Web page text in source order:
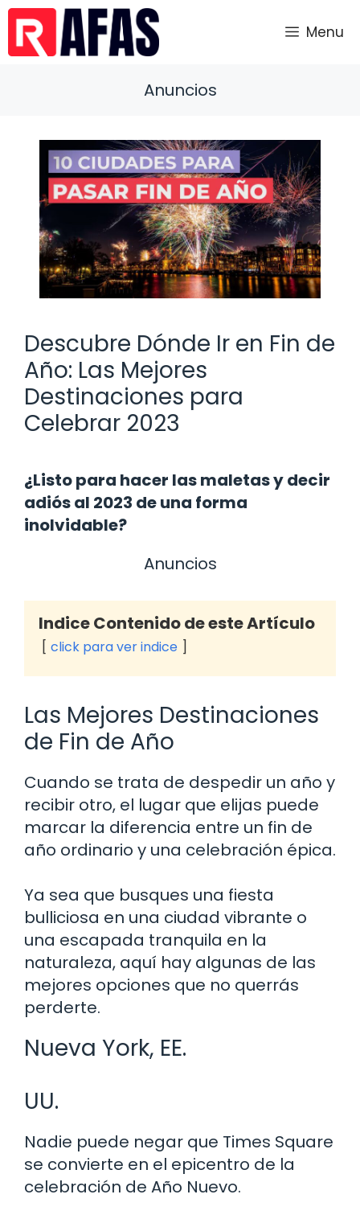
Saltar
contenido
Menu
Anuncios
Descubre Dónde Ir en Fin de
Año: Las Mejores
Destinaciones para
Celebrar 2023
¿Listo para hacer las maletas y decir
adiós al 2023 de una forma
inolvidable?
Anuncios
Indice Contenido de este Artículo
click para ver indice
Las Mejores Destinaciones
de Fin de Año
Cuando se trata de despedir un año y
recibir otro, el lugar que elijas puede
marcar la diferencia entre un fin de
año ordinario y una celebración épica.
Ya sea que busques una fiesta
bulliciosa en una ciudad vibrante o
una escapada tranquila en la
naturaleza, aquí hay algunas de las
mejores opciones que no querrás
perderte.
Nueva York, EE.
UU.
Nadie puede negar que Times Square
se convierte en el epicentro de la
celebración de Año Nuevo.